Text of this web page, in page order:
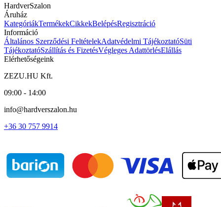
HardverSzalon
Áruház
KategóriákTermékekCikkekBelépésRegisztráció
Információ
Általános Szerződési FeltételekAdatvédelmi TájékoztatóSüti
TájékoztatóSzállítás és FizetésVégleges AdattörlésElállás
Elérhetőségeink
ZEZU.HU Kft.
09:00 - 14:00
info@hardverszalon.hu
+36 30 757 9914